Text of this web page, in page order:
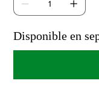
Disponible en